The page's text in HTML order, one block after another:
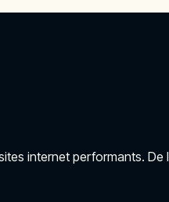
internet performants. De